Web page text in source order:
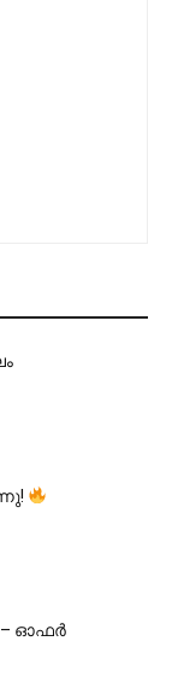
ഓഫർ